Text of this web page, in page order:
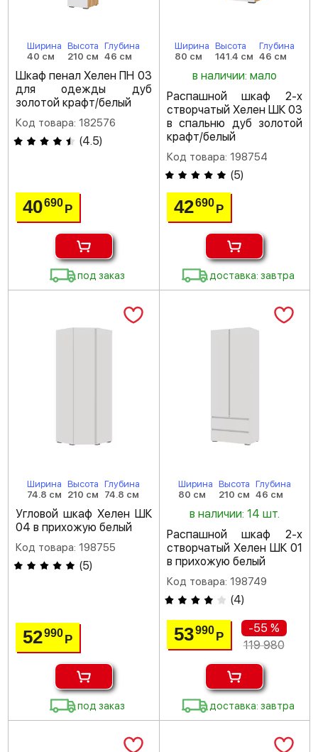
Ширина
40 см
Высота
210 см
Глубина
46 см
Шкаф пенал Хелен ПН 03
для одежды дуб
золотой крафт/белый
Код товара: 182576
(4.5)
40690Р
под заказ
Ширина
80 см
Высота
141.4 см
Глубина
46 см
в наличии: мало
Распашной шкаф 2-х
створчатый Хелен ШК 03
в спальню дуб золотой
крафт/белый
Код товара: 198754
(5)
42690 Р
доставка: завтра
Ширина
74.8 см
Высота
210 см
Глубина
74.8 см
Угловой шкаф Хелен ШК
04 в прихожую белый
Код товара: 198755
(5)
52990Р
под заказ
Ширина
80 см
Высота
210 см
Глубина
46 см
в наличии: 14 шт.
Распашной шкаф 2-х
створчатый Хелен ШК 01
в прихожую белый
Код товара: 198749
(4)
53990 Р
-55 %
119 980
доставка: завтра